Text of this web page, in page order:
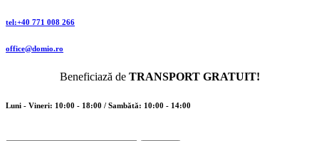
tel:+40 771 008 266
office@domio.ro
Beneficiază de TRANSPORT GRATUIT!
Luni - Vineri: 10:00 - 18:00 / Sambătă: 10:00 - 14:00